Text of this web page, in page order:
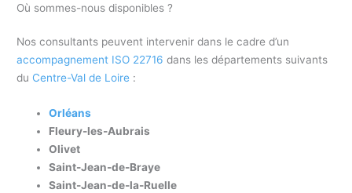
Où sommes-nous disponibles ?
Nos consultants peuvent intervenir dans le cadre d’un
accompagnement ISO 22716 dans les départements suivants
du Centre-Val de Loire :
Orléans
Fleury-les-Aubrais
Olivet
Saint-Jean-de-Braye
Saint-Jean-de-la-Ruelle